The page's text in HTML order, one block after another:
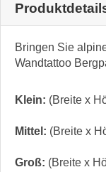
Bringen Sie
Wandtattoo
Klein: (Breite x
Mittel: (Breite x
Groß: (Breite x